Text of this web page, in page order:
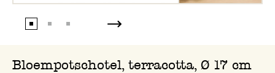
Bloempotschotel, terracotta, Ø 17 cm